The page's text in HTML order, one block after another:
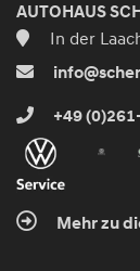
AUTOHAUS
In der
+49
Mehr zu